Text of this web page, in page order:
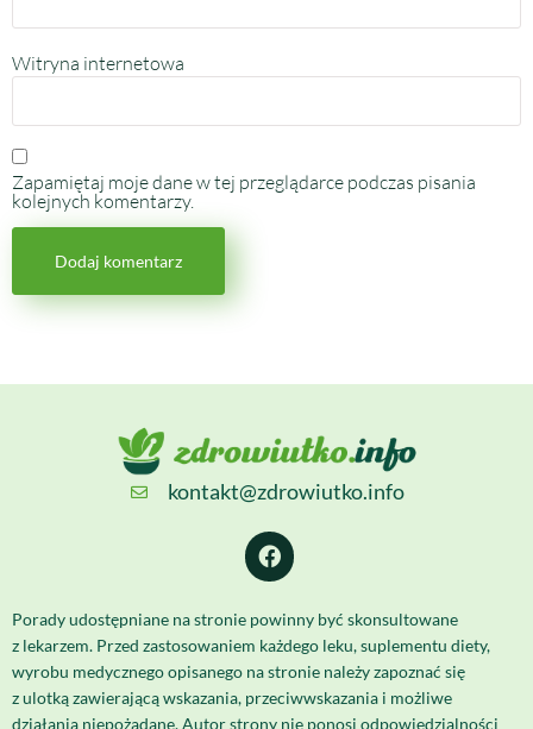
Witryna internetowa
Zapamiętaj moje dane w tej przeglądarce podczas pisania
kolejnych komentarzy.
kontakt@zdrowiutko.info
Porady udostępniane na stronie powinny być skonsultowane
z lekarzem. Przed zastosowaniem każdego leku, suplementu diety,
wyrobu medycznego opisanego na stronie należy zapoznać się
z ulotką zawierającą wskazania, przeciwwskazania i możliwe
działania niepożądane. Autor strony nie ponosi odpowiedzialności